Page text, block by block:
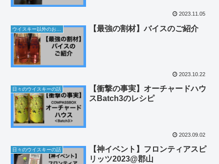
2023.11.05
【最強の割材】バイスのご紹介
2023.10.22
日々のウイスキーの話
【衝撃の事実】オーチャードハウ
スBatch3のレシピ
2023.09.02
日々のウイスキーの話
【神イベント】フロンティアスピ
リッツ2023@郡山